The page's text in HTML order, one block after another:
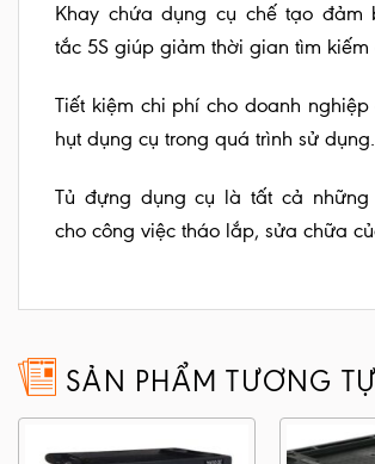
Khay chứa dụng cụ chế tạo đảm
tắc 5S giúp giảm thời gian tìm kiếm
Tiết kiệm chi phí cho doanh
hụt dụng cụ trong quá trình sử dụng.
Tủ đựng dụng cụ là tất cả
cho công việc tháo lắp, sửa chữa
SẢN PHẨM TƯƠNG TỰ